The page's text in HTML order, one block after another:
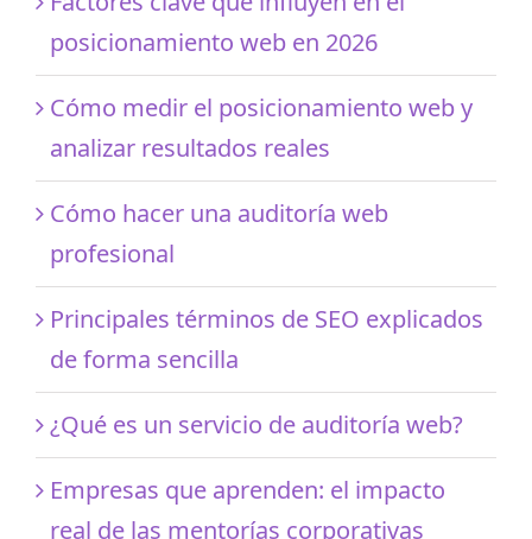
posicionamiento web en 2026
Cómo medir el posicionamiento web y
analizar resultados reales
Cómo hacer una auditoría web
profesional
Principales términos de SEO explicados
de forma sencilla
¿Qué es un servicio de auditoría web?
Empresas que aprenden: el impacto
real de las mentorías corporativas